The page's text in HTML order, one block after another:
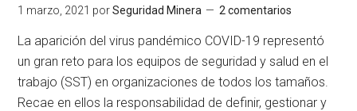
1 marzo, 2021 porSeguridad Minera 2 comentarios
La aparición del virus pandémico COVID-19 representó
un gran reto para los equipos de seguridad y salud en el
trabajo (SST) en organizaciones de todos los tamaños.
Recae en ellos la responsabilidad de definir, gestionar y